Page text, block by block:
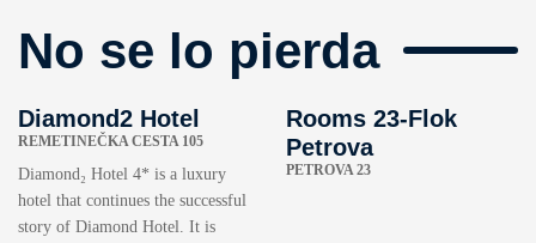
No se lo pierda
Diamond2 Hotel
REMETINEČKA CESTA 105
Diamond₂ Hotel 4* is a luxury
hotel that continues the successful
story of Diamond Hotel. It is
Rooms 23-Flok
Petrova
PETROVA 23